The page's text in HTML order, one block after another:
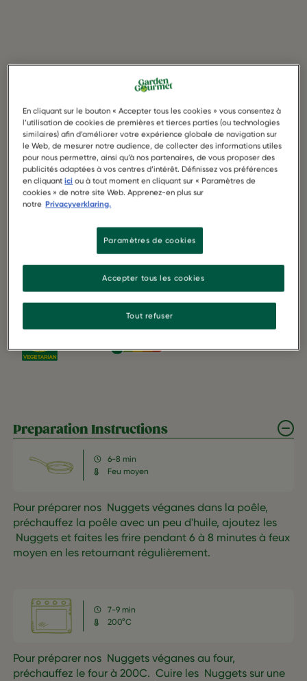
Frozen Chick'n Style Nuggets
Met hun knapperige korst en smaakvolle vulling zijn
onze Frozen Chick'n Style Nuggets de perfecte snack
Preparation Instructions
6-8 min
Feu moyen
Pour préparer nos Nuggets véganes dans la poêle,
préchauffez la poêle avec un peu d'huile, ajoutez les
Nuggets et faites les frire pendant 6 à 8 minutes à feux
moyen en les retournant régulièrement.
7-9 min
200°C
Pour préparer nos Nuggets véganes au four,
préchauffez le four à 200C. Cuire les Nuggets sur une
En cliquant sur le bouton « Accepter tous les cookies » vous consentez à
l’utilisation de cookies de premières et tierces parties (ou technologies
similaires) afin d’améliorer votre expérience globale de navigation sur
le Web, de mesurer notre audience, de collecter des informations utiles
pour nous permettre, ainsi qu’à nos partenaires, de vous proposer des
publicités adaptées à vos centres d’intérêt. Définissez vos préférences
en cliquantici ou à tout moment en cliquant sur « Paramètres de
cookies » de notre site Web. Apprenez-en plus sur
notre Privacyverklaring.
Paramètres de cookies
Tout refuser
Accepter tous les cookies